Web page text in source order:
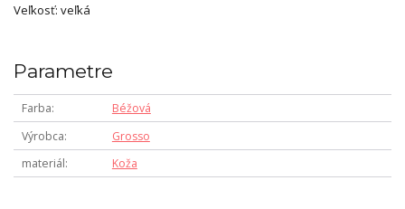
Veľkosť: veľká
Parametre
Farba
Béžová
Výrobca
Grosso
materiál
Koža